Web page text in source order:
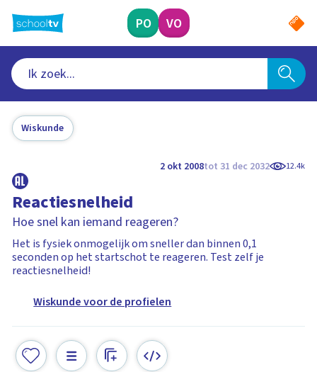
naar
hoofdinhoud
PO VO
Wiskunde
2 okt 2008tot 31 dec 2032 12.4k
Reactiesnelheid
Hoe snel kan iemand reageren?
Het is fysiek onmogelijk om sneller dan binnen 0,1
seconden op het startschot te reageren. Test zelf je
reactiesnelheid!
Wiskunde voor de profielen